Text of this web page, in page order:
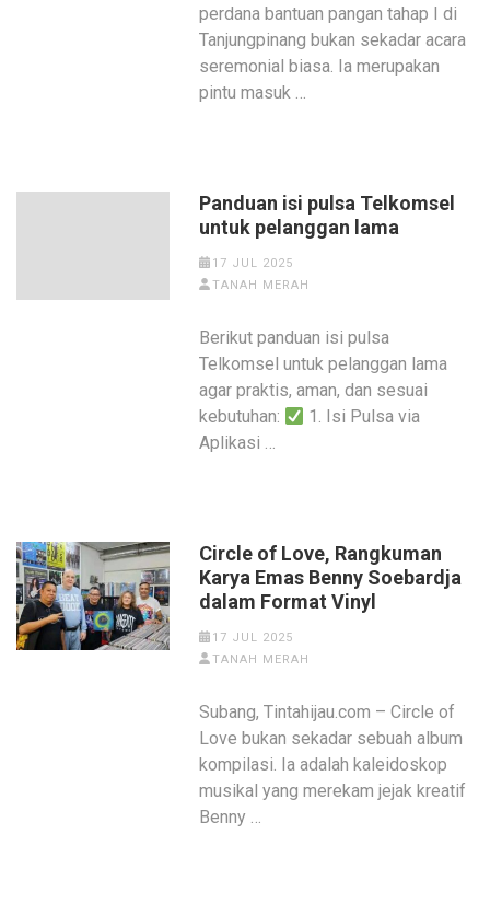
perdana bantuan pangan tahap I di
Tanjungpinang bukan sekadar acara
seremonial biasa. Ia merupakan
pintu masuk …
Panduan isi pulsa Telkomsel
untuk pelanggan lama
17 JUL 2025
TANAH MERAH
Berikut panduan isi pulsa
Telkomsel untuk pelanggan lama
agar praktis, aman, dan sesuai
kebutuhan:
1. Isi Pulsa via
Aplikasi …
Circle of Love, Rangkuman
Karya Emas Benny Soebardja
dalam Format Vinyl
17 JUL 2025
TANAH MERAH
Subang, Tintahijau.com – Circle of
Love bukan sekadar sebuah album
kompilasi. Ia adalah kaleidoskop
musikal yang merekam jejak kreatif
Benny …